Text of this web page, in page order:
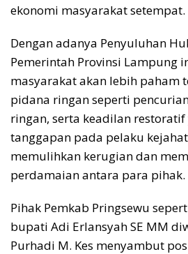
ekonomi masyarakat setempat.
Dengan adanya Penyuluhan
Pemerintah Provinsi Lampung
masyarakat akan lebih paham
pidana ringan seperti
ringan, serta keadilan
tanggapan pada pelaku
memulihkan kerugian dan
perdamaian antara para pihak.
Pihak Pemkab Pringsewu
bupati Adi Erlansyah SE MM
Purhadi M. Kes menyambut